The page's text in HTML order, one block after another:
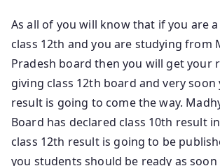
As all of you will know that if you are
class 12th and you are studying from
Pradesh board then you will get your
giving class 12th board and very soon
result is going to come the way.
Board has declared class 10th result
class 12th result is going to be
you students should be ready as